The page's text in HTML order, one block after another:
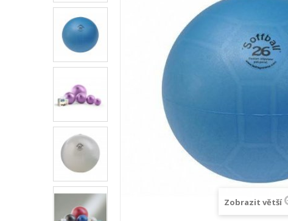
Zobrazit větší